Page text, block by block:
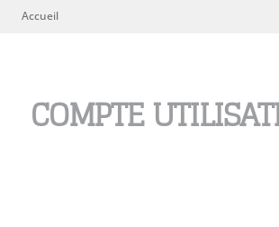
Vous êtes ici
Accueil
COMPTE